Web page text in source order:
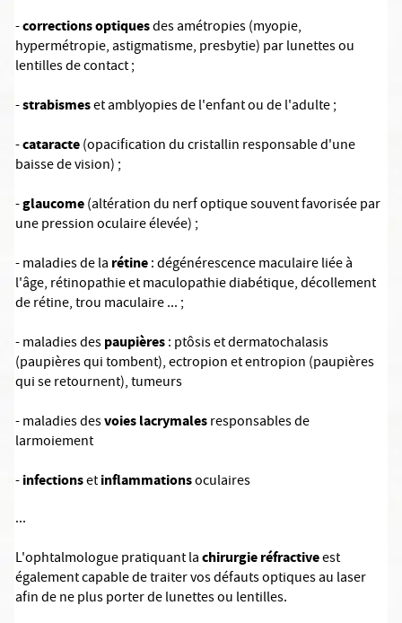
-corrections optiquesdes amétropies (myopie,
hypermétropie, astigmatisme, presbytie) par lunettes ou
lentilles de contact ;
-strabismeset amblyopies de l'enfant ou de l'adulte ;
-cataracte(opacification du cristallin responsable d'une
baisse de vision) ;
-glaucome(altération du nerf optique souvent favorisée par
une pression oculaire élevée) ;
- maladies de la rétine: dégénérescence maculaire liée à
l'âge, rétinopathie et maculopathie diabétique, décollement
de rétine, trou maculaire ... ;
- maladies despaupières: ptôsis et dermatochalasis
(paupières qui tombent), ectropion et entropion (paupières
qui se retournent), tumeurs
- maladies desvoies lacrymalesresponsables de
larmoiement
-infectionsetinflammationsoculaires
...
L'ophtalmologue pratiquant lachirurgie réfractiveest
également capable de traiter vos défauts optiques au laser
afin de ne plus porter de lunettes ou lentilles.